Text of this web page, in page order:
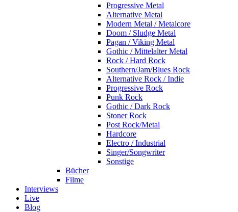
Progressive Metal
Alternative Metal
Modern Metal / Metalcore
Doom / Sludge Metal
Pagan / Viking Metal
Gothic / Mittelalter Metal
Rock / Hard Rock
Southern/Jam/Blues Rock
Alternative Rock / Indie
Progressive Rock
Punk Rock
Gothic / Dark Rock
Stoner Rock
Post Rock/Metal
Hardcore
Electro / Industrial
Singer/Songwriter
Sonstige
Bücher
Filme
Interviews
Live
Blog